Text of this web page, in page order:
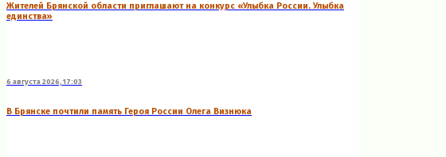
Жителей Брянской области приглашают на конкурс «Улыбка России. Улыбка
единства»
6 августа 2026, 17:03
В Брянске почтили память Героя России Олега Визнюка